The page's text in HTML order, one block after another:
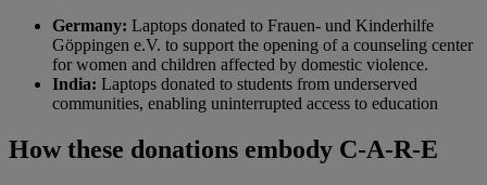
Germany: Laptops donated to Frauen- und Kinderhilfe
Göppingen e.V. to support the opening of a counseling center
for women and children affected by domestic violence.
India: Laptops donated to students from underserved
communities, enabling uninterrupted access to education
How these donations embody C-A-R-E